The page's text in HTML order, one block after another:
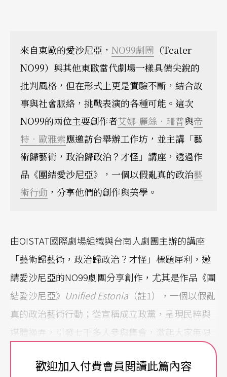
來自東歐的愛沙尼亞， NO99劇團 （Teater
NO99）與其他東歐當代劇場一樣具備尖銳的
批判風格，但在形式上更是實驗不斷，結合故
事與社會脈絡，挑戰表演的各種可能。這次
NO99的兩位主要創作者艾娜-麗絲．珊普與帝
特．歐雅索應邀訪台舉辦工作坊，並主講「藝
術歸藝術，政治歸政治？才怪」講座，透過作
品《團結愛沙尼亞》，一個以假亂真的政治藝
術行動 ，分享他們的創作與美學。
由OISTAT國際劇場組織與台南人劇團主辦的講座
「藝術歸藝術，政治歸政治？才怪」標題犀利，邀
請愛沙尼亞的NO99劇團分享創作，尤其是作品《團
結愛沙尼亞》 Unified Estonia （註1），一個以假亂
真的政治藝術行動；從宣稱成立政黨，呈現民粹與
媒體操弄，引發七千多人參與集會，激起大家無限
歡迎加入付費會員閱讀此篇內容